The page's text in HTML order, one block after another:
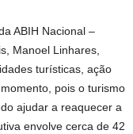
ABIH Nacional –
Manoel Linhares,
turísticas, ação
pois o turismo
ajudar a reaquecer a
envolve cerca de 42